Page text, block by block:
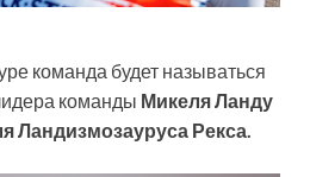
команда будет называться
команды Микеля Ланду
Ландизмозауруса Рекса.